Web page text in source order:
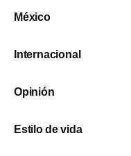
México
Internacional
Opinión
Estilo de vida